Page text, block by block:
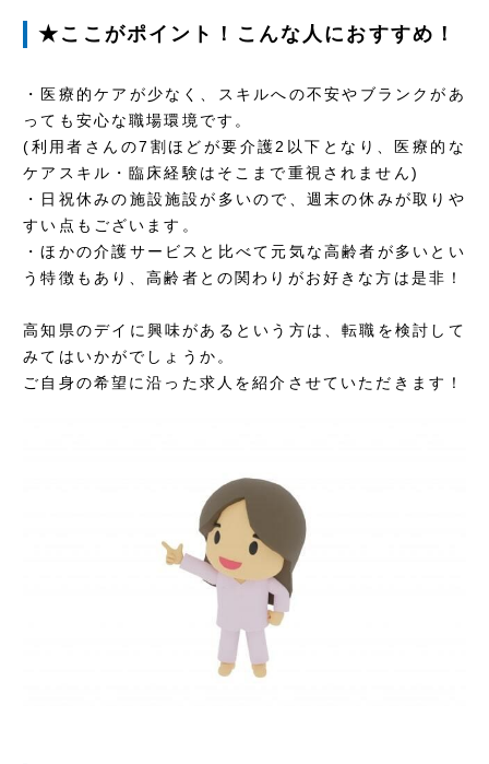
★ここがポイント！こんな人におすすめ！
・医療的ケアが少なく、スキルへの不安やブランクがあ
っても安心な職場環境です。
(利用者さんの7割ほどが要介護2以下となり、医療的な
ケアスキル・臨床経験はそこまで重視されません)
・日祝休みの施設施設が多いので、週末の休みが取りや
すい点もございます。
・ほかの介護サービスと比べて元気な高齢者が多いとい
う特徴もあり、高齢者との関わりがお好きな方は是非！
高知県のデイに興味があるという方は、転職を検討して
みてはいかがでしょうか。
ご自身の希望に沿った求人を紹介させていただきます！